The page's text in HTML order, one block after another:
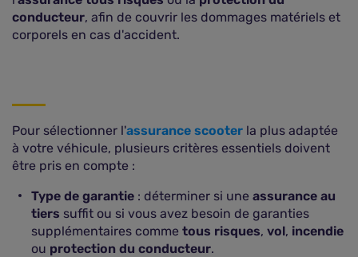
conducteur, afin de couvrir les dommages matériels et
corporels en cas d'accident.
Pour sélectionner l'assurance scooter la plus adaptée
à votre véhicule, plusieurs critères essentiels doivent
être pris en compte :
Type de garantie : déterminer si une assurance au
tiers suffit ou si vous avez besoin de garanties
supplémentaires comme tous risques, vol, incendie
ou protection du conducteur.